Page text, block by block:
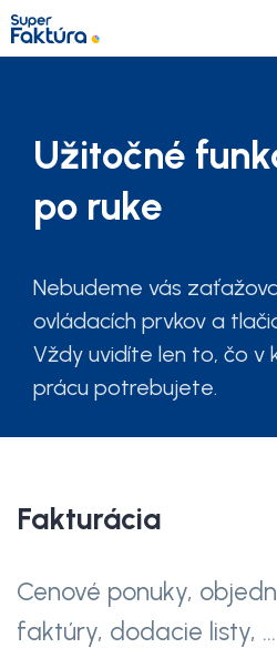
Funkcie
Benefity
Cenník
O nás
Blog
Užitočné
po ruke
Nebudeme vás
ovládacích prvkov a
Vždy uvidíte len to, čo v
prácu potrebujete.
Fakturácia
Cenové ponuky,
faktúry, dodacie listy,